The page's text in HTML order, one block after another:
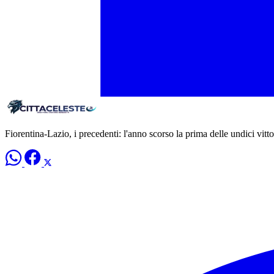
Fiorentina-Lazio, i precedenti: l'anno scorso la prima delle undici